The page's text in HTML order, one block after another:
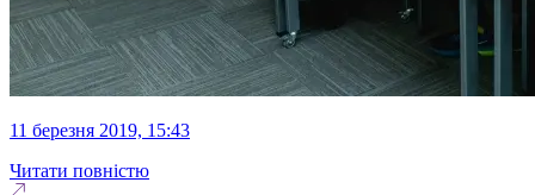
11 березня 2019, 15:43
Читати повністю